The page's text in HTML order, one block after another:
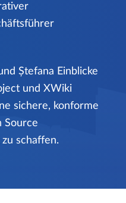
Ștefana Einblicke
und XWiki
sichere, konforme
Source
schaffen.